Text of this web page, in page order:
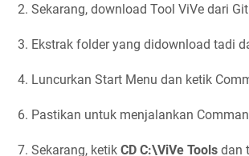
2. Sekarang, download Tool ViVe dari
3. Ekstrak folder yang didownload tadi
4. Luncurkan Start Menu dan ketik
6. Pastikan untuk menjalankan
7. Sekarang, ketik CD C:\ViVe Tools dan